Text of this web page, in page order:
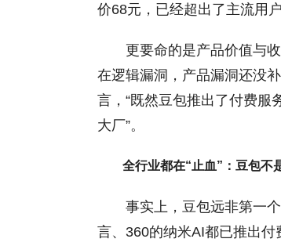
价68元，已经超出了主流用
更要命的是产品价值与
在逻辑漏洞，产品漏洞还没
言，“既然豆包推出了付费服
大厂”。
全行业都在“止血”：豆包不
事实上，豆包远非第一
言、360的纳米AI都已推出